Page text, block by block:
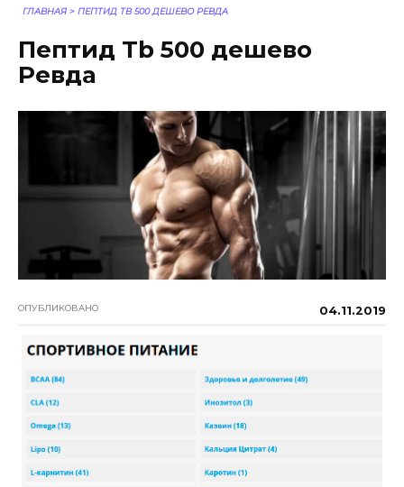
ГЛАВНАЯ > ПЕПТИД TB 500 ДЕШЕВО РЕВДА
Пептид Tb 500 дешево
Ревда
ОПУБЛИКОВАНО 04.11.2019